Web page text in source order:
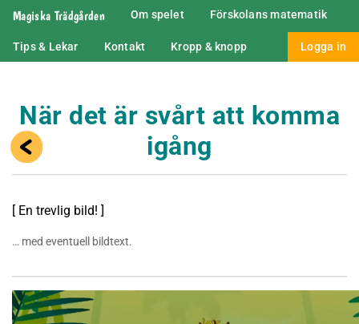
Magiska Trädgården Om spelet Förskolans matematik
Tips & Lekar Kontakt Kropp & knopp Logga in
När det är svårt att komma
igång
[ En trevlig bild! ]
… med eventuell bildtext.